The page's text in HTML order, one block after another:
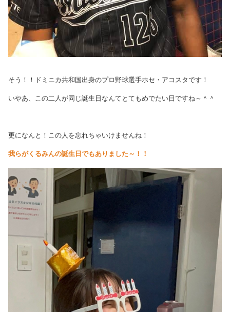
そう！！ドミニカ共和国出身のプロ野球選手ホセ・アコスタです！
いやあ、この二人が同じ誕生日なんてとてもめでたい日ですね～＾＾
更になんと！この人を忘れちゃいけませんね！
我らがくるみんの誕生日でもありました～！！